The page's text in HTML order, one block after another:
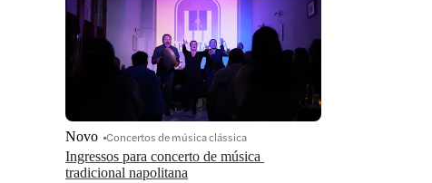
Ingressos para concerto de música
tradicional napolitana
Novo Concertos de música clássica